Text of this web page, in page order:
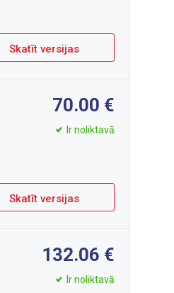
Skatīt versijas
70.00
Ir noliktavā
Skatīt versijas
132.06
Ir noliktavā